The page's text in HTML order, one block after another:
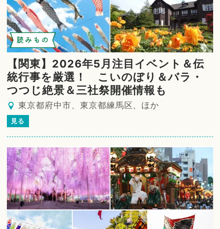
読みもの
【関東】2026年5月注目イベント＆伝
統行事を厳選！ こいのぼり＆バラ・
つつじ絶景＆三社祭開催情報も
東京都府中市、東京都練馬区、ほか
見る